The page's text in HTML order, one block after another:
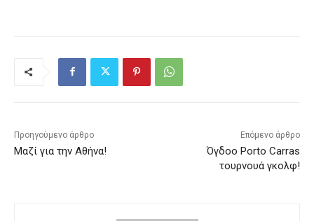
Προηγούμενο άρθρο
Μαζί για την Αθήνα!
Επόμενο άρθρο
Όγδοο Porto Carras
τουρνουά γκολφ!